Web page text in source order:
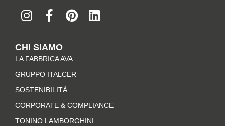
n
s
a
g
r
a
m
a
c
b
o
o
k
-
f
i
n
r
e
t
i
n
CHI SIAMO
LA FABBRICA AVA
GRUPPO ITALCER
SOSTENIBILITÀ
CORPORATE & COMPLIANCE
TONINO LAMBORGHINI